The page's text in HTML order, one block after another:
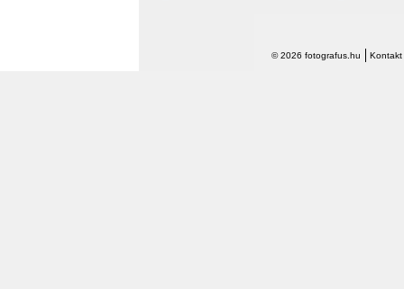
© 2026 fotografus.hu Kontakt